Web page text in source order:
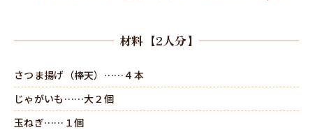
材料【2人分】
さつま揚げ（棒天）……４本
じゃがいも……大２個
玉ねぎ……１個